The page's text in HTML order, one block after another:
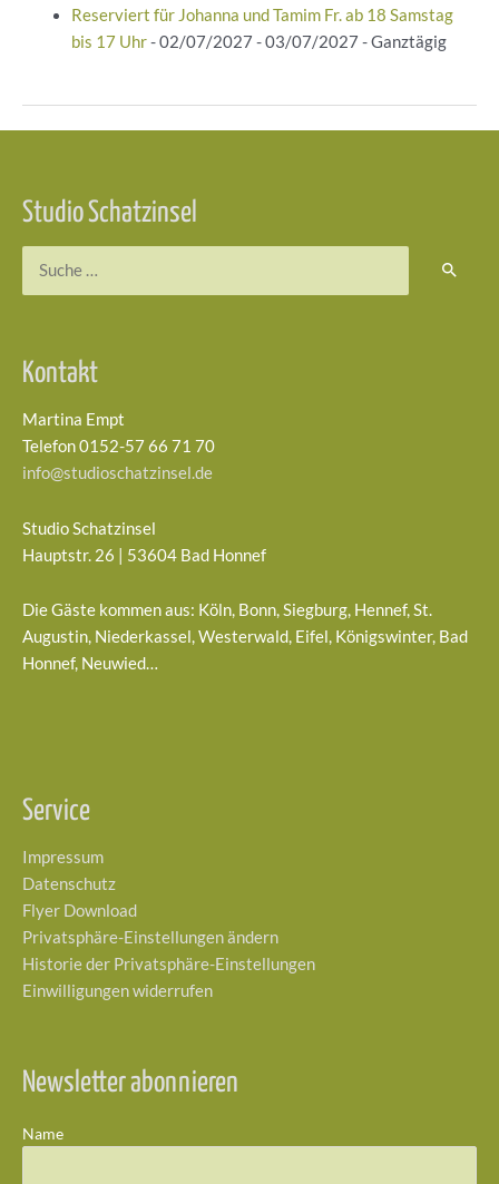
Reserviert für Johanna und Tamim Fr. ab 18 Samstag
bis 17 Uhr- 02/07/2027 - 03/07/2027 - Ganztägig
Studio Schatzinsel
Kontakt
Martina Empt
Telefon 0152-57 66 71 70
info@studioschatzinsel.de
Studio Schatzinsel
Hauptstr. 26 | 53604 Bad Honnef
Die Gäste kommen aus: Köln, Bonn, Siegburg, Hennef, St.
Augustin, Niederkassel, Westerwald, Eifel, Königswinter, Bad
Honnef, Neuwied…
Service
Impressum
Datenschutz
Flyer Download
Privatsphäre-Einstellungen ändern
Historie der Privatsphäre-Einstellungen
Einwilligungen widerrufen
Newsletter abonnieren
Name